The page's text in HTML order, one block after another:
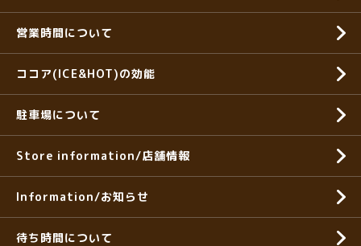
営業時間について
ココア(ICE&HOT)の効能
駐車場について
Store information/店舗情報
Information/お知らせ
待ち時間について